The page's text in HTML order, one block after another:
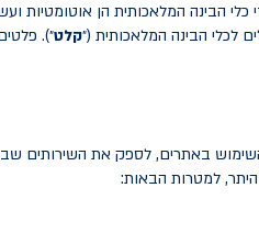
כלי הבינה המלאכותית הן
לכלי הבינה המלאכותית (״קלט״).
באתרים, לספק את השירותים
למטרות הבאות: